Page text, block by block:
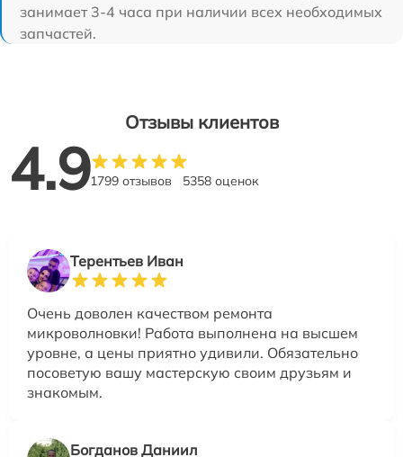
занимает 3-4 часа при наличии всех необходимых
запчастей.
Отзывы клиентов
4.91799 отзывов 5358 оценок
Терентьев Иван
Очень доволен качеством ремонта
микроволновки! Работа выполнена на высшем
уровне, а цены приятно удивили. Обязательно
посоветую вашу мастерскую своим друзьям и
знакомым.
Богданов Даниил